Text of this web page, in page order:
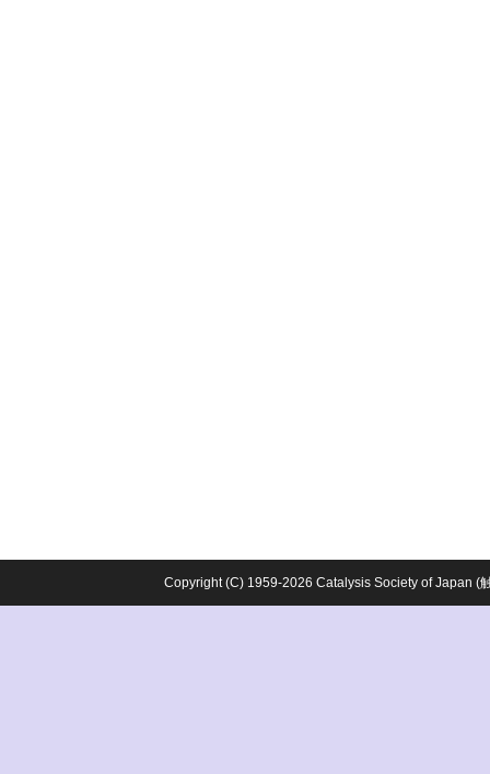
Copyright (C) 1959-2026 Catalysis Society of Japan (